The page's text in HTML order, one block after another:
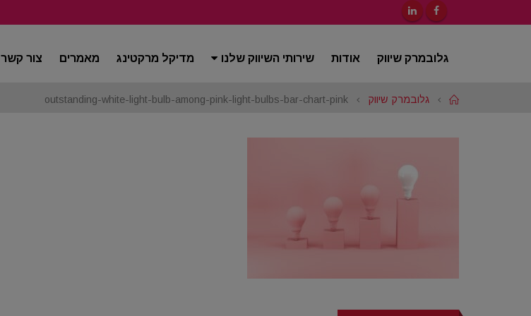
גלובמרק שיווק אודות שירותי השיווק שלנו מדיקל מרקטינג מאמרים צור קשר
Home
גלובמרק שיווק outstanding-white-light-bulb-among-pink-light-bulbs-bar-chart-pink